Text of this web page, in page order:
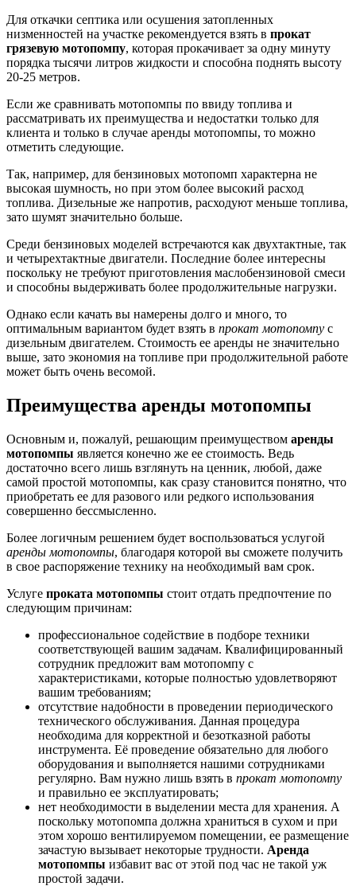
Для откачки септика или осушения затопленных
низменностей на участке рекомендуется взять в прокат
грязевую мотопомпу, которая прокачивает за одну минуту
порядка тысячи литров жидкости и способна поднять высоту
20-25 метров.
Если же сравнивать мотопомпы по ввиду топлива и
рассматривать их преимущества и недостатки только для
клиента и только в случае аренды мотопомпы, то можно
отметить следующие.
Так, например, для бензиновых мотопомп характерна не
высокая шумность, но при этом более высокий расход
топлива. Дизельные же напротив, расходуют меньше топлива,
зато шумят значительно больше.
Среди бензиновых моделей встречаются как двухтактные, так
и четырехтактные двигатели. Последние более интересны
поскольку не требуют приготовления маслобензиновой смеси
и способны выдерживать более продолжительные нагрузки.
Однако если качать вы намерены долго и много, то
оптимальным вариантом будет взять в прокат мотопомпу с
дизельным двигателем. Стоимость ее аренды не значительно
выше, зато экономия на топливе при продолжительной работе
может быть очень весомой.
Преимущества аренды мотопомпы
Основным и, пожалуй, решающим преимуществом аренды
мотопомпы является конечно же ее стоимость. Ведь
достаточно всего лишь взглянуть на ценник, любой, даже
самой простой мотопомпы, как сразу становится понятно, что
приобретать ее для разового или редкого использования
совершенно бессмысленно.
Более логичным решением будет воспользоваться услугой
аренды мотопомпы, благодаря которой вы сможете получить
в свое распоряжение технику на необходимый вам срок.
Услуге проката мотопомпы стоит отдать предпочтение по
следующим причинам:
профессиональное содействие в подборе техники
соответствующей вашим задачам. Квалифицированный
сотрудник предложит вам мотопомпу с
характеристиками, которые полностью удовлетворяют
вашим требованиям;
отсутствие надобности в проведении периодического
технического обслуживания. Данная процедура
необходима для корректной и безотказной работы
инструмента. Её проведение обязательно для любого
оборудования и выполняется нашими сотрудниками
регулярно. Вам нужно лишь взять в прокат мотопомпу
и правильно ее эксплуатировать;
нет необходимости в выделении места для хранения. А
поскольку мотопомпа должна храниться в сухом и при
этом хорошо вентилируемом помещении, ее размещение
зачастую вызывает некоторые трудности. Аренда
мотопомпы избавит вас от этой под час не такой уж
простой задачи.